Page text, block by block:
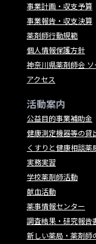
事業計画・収支予算
事業報告・収支決算
薬剤師行動規範
個人情報保護方針
神奈川県薬剤師会
アクセス
活動案内
公益目的事業補助金
健康測定機器等の貸
くすりと健康相談薬
実務実習
学校薬剤師活動
献血活動
薬事情報センター
調査結果・研究報告
新しい薬局・薬剤師